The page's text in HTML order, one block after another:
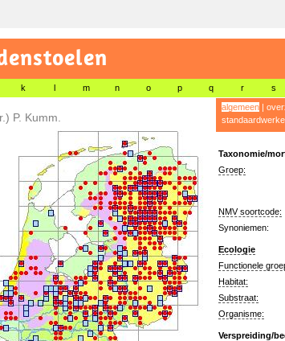
k l m n o p q r s
P. Kumm.
algemeen|
Taxonomie/
Groep:
NMV soortcode:
Synoniemen:
Ecologie
Functionele
Habitat:
Substraat:
Organisme:
Verspreiding/